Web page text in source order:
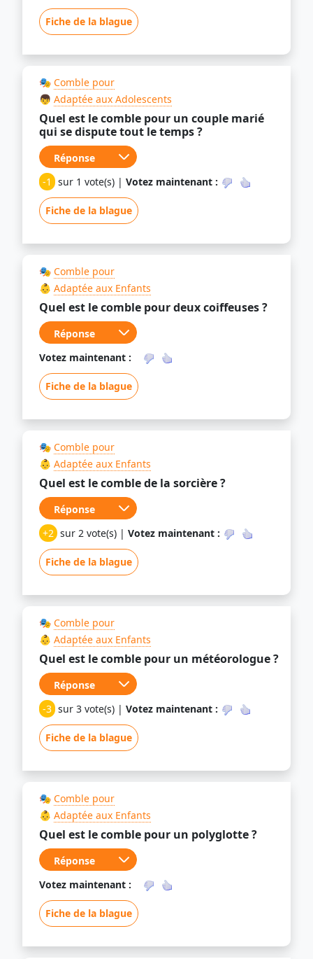
Fiche de la blague
🎭 Comble pour
👦 Adaptée aux Adolescents
Quel est le comble pour un couple marié
qui se dispute tout le temps ?
-1 sur 1 vote(s) | Votez maintenant :
Fiche de la blague
🎭 Comble pour
👶 Adaptée aux Enfants
Quel est le comble pour deux coiffeuses ?
Votez maintenant :
Fiche de la blague
🎭 Comble pour
👶 Adaptée aux Enfants
Quel est le comble de la sorcière ?
+2 sur 2 vote(s) | Votez maintenant :
Fiche de la blague
🎭 Comble pour
👶 Adaptée aux Enfants
Quel est le comble pour un météorologue ?
-3 sur 3 vote(s) | Votez maintenant :
Fiche de la blague
🎭 Comble pour
👶 Adaptée aux Enfants
Quel est le comble pour un polyglotte ?
Votez maintenant :
Fiche de la blague